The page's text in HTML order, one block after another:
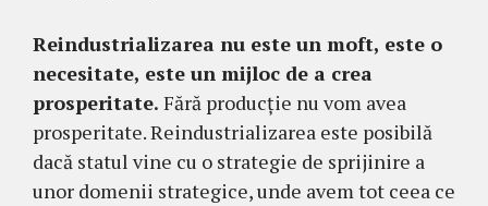
Reindustrializarea nu este un moft, este o
necesitate, este un mijloc de a crea
prosperitate. Fără producție nu vom avea
prosperitate. Reindustrializarea este posibilă
dacă statul vine cu o strategie de sprijinire a
unor domenii strategice, unde avem tot ceea ce